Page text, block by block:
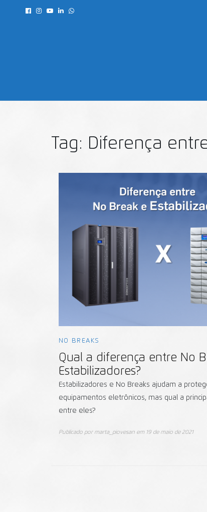
Tag: Diferença
NO BREAKS
Qual a diferença entre No
Estabilizadores?
Estabilizadores e No Breaks ajudam a
equipamentos eletrônicos, mas qual a
entre eles?
Publicado por marta_piovesan em 19 de maio de 2021